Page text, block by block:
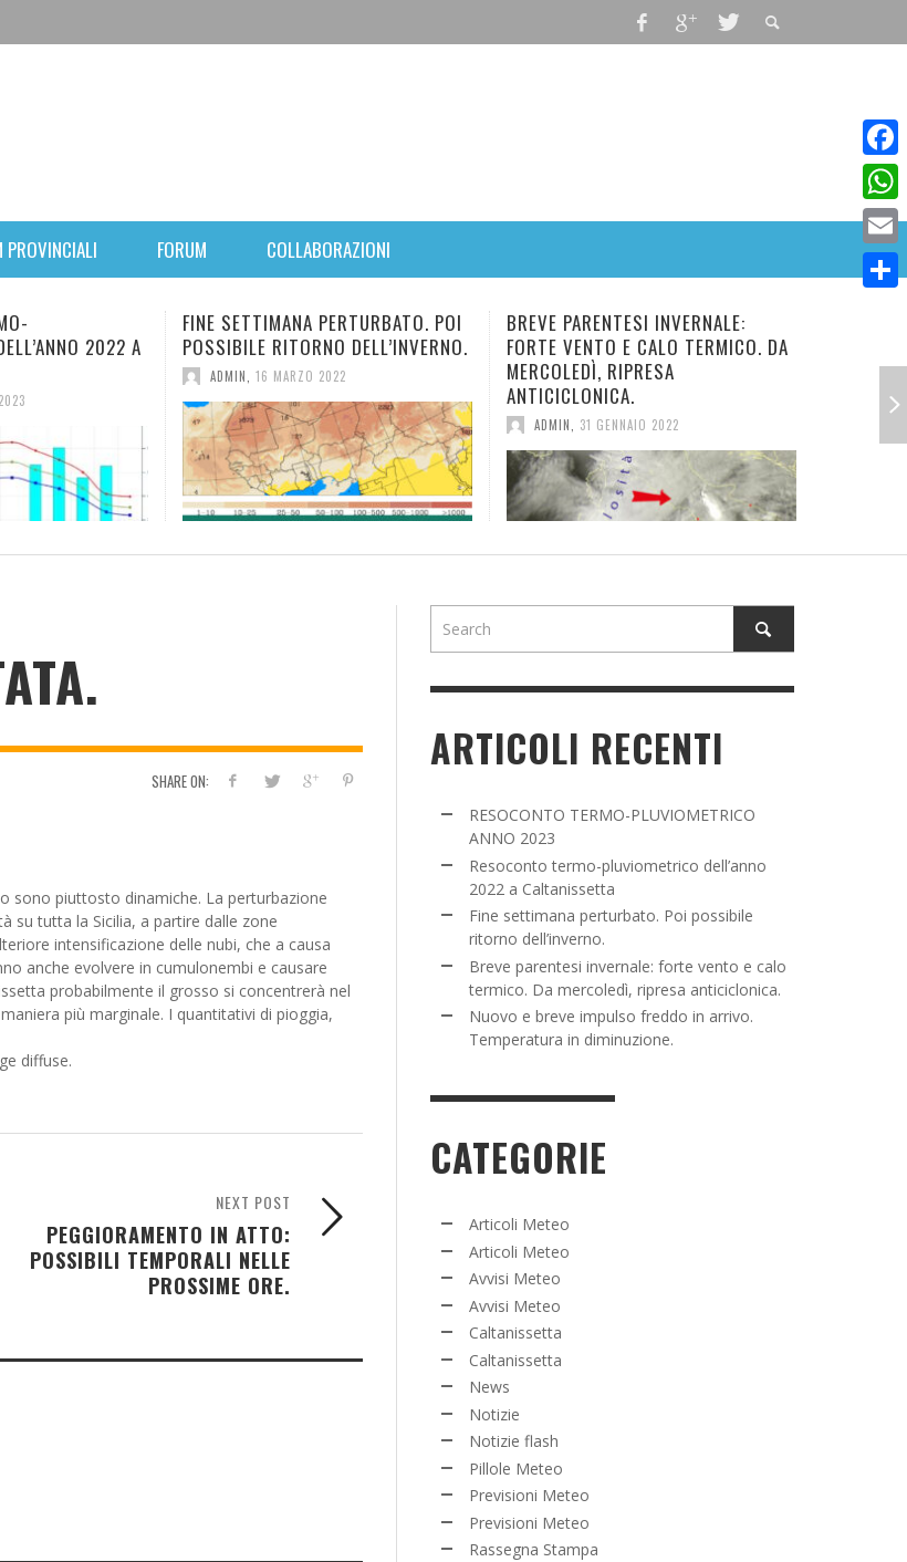
2022 A CALTANISSETTA
RITORNO DELL’INVERNO.
PROVINCIALI FORUM COLLABORAZIONI
FINE SETTIMANA PERTURBATO. POI
POSSIBILE RITORNO DELL’INVERNO.
16 MARZO 2022
BREVE PARENTESI INVERNALE:
FORTE VENTO E CALO TERMICO. DA
MERCOLEDÌ, RIPRESA
ANTICICLONICA.
ADMIN, 31 GENNAIO 2022
NUOVO E BREVE IMPULSO
IN ARRIVO. TEMPERATURA IN
DIMINUZIONE.
SHARE ON:
sono piuttosto dinamiche. La perturbazione
su tutta la Sicilia, a partire dalle zone
intensificazione delle nubi, che a causa
anche evolvere in cumulonembi e causare
probabilmente il grosso si concentrerà nel
più marginale. I quantitativi di pioggia,
diffuse.
NEXT POST
PEGGIORAMENTO IN ATTO:
POSSIBILI TEMPORALI NELLE
PROSSIME ORE.
ARTICOLI RECENTI
RESOCONTO TERMO-PLUVIOMETRICO
ANNO 2023
Resoconto termo-pluviometrico dell’anno
2022 a Caltanissetta
Fine settimana perturbato. Poi possibile
ritorno dell’inverno.
Breve parentesi invernale: forte vento e calo
termico. Da mercoledì, ripresa anticiclonica.
Nuovo e breve impulso freddo in arrivo.
Temperatura in diminuzione.
CATEGORIE
Articoli Meteo
Articoli Meteo
Avvisi Meteo
Avvisi Meteo
Caltanissetta
Caltanissetta
News
Notizie
Notizie flash
Pillole Meteo
Previsioni Meteo
Previsioni Meteo
Rassegna Stampa
Email